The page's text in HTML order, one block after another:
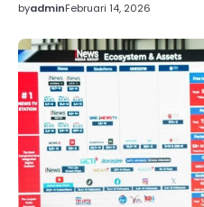
byadminFebruari 14, 2026